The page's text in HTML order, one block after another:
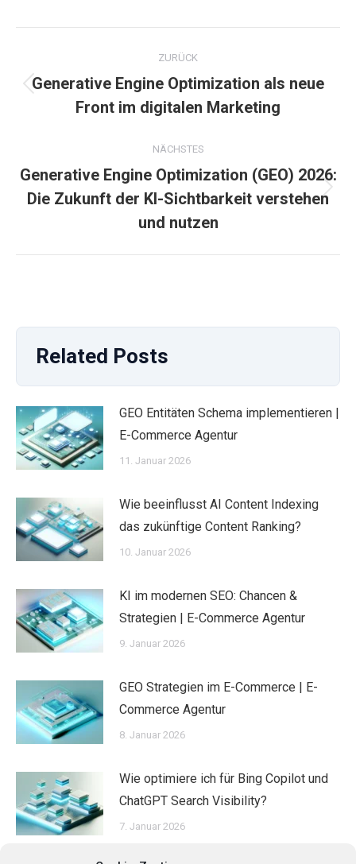
Kommentarnavigation
ZURÜCK
Vorheriger
Beitrag:
Generative Engine Optimization als neue
Front im digitalen Marketing
NÄCHSTES
Nächster
Beitrag:
Generative Engine Optimization (GEO) 2026:
Die Zukunft der KI-Sichtbarkeit verstehen
und nutzen
Related Posts
GEO Entitäten Schema implementieren |
E-Commerce Agentur
11. Januar 2026
Wie beeinflusst AI Content Indexing
das zukünftige Content Ranking?
10. Januar 2026
KI im modernen SEO: Chancen &
Strategien | E-Commerce Agentur
9. Januar 2026
GEO Strategien im E-Commerce | E-
Commerce Agentur
8. Januar 2026
Wie optimiere ich für Bing Copilot und
ChatGPT Search Visibility?
7. Januar 2026